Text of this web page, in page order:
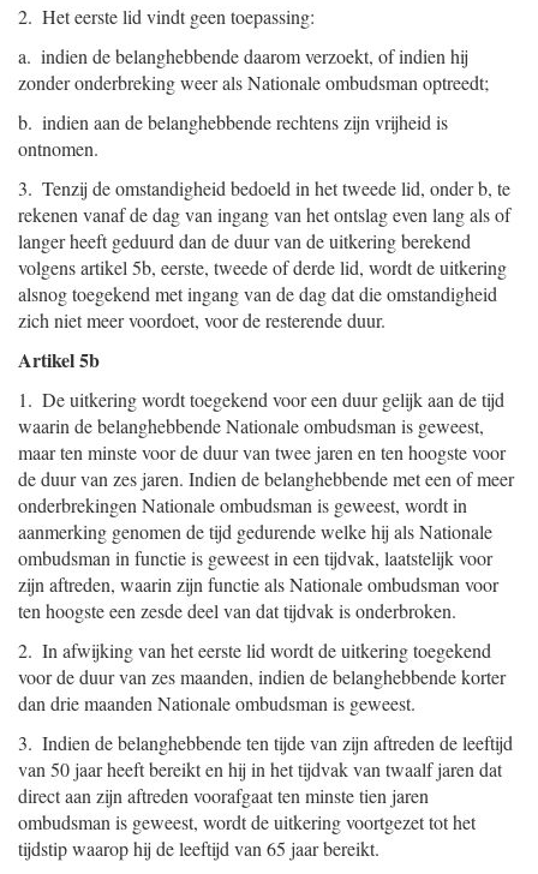
2. Het eerste lid vindt geen toepassing:
a. indien de belanghebbende daarom verzoekt, of indien hij
zonder onderbreking weer als Nationale ombudsman optreedt;
b. indien aan de belanghebbende rechtens zijn vrijheid is
ontnomen.
3. Tenzij de omstandigheid bedoeld in het tweede lid, onder b, te
rekenen vanaf de dag van ingang van het ontslag even lang als of
langer heeft geduurd dan de duur van de uitkering berekend
volgens artikel 5b, eerste, tweede of derde lid, wordt de uitkering
alsnog toegekend met ingang van de dag dat die omstandigheid
zich niet meer voordoet, voor de resterende duur.
Artikel 5b
1. De uitkering wordt toegekend voor een duur gelijk aan de tijd
waarin de belanghebbende Nationale ombudsman is geweest,
maar ten minste voor de duur van twee jaren en ten hoogste voor
de duur van zes jaren. Indien de belanghebbende met een of meer
onderbrekingen Nationale ombudsman is geweest, wordt in
aanmerking genomen de tijd gedurende welke hij als Nationale
ombudsman in functie is geweest in een tijdvak, laatstelijk voor
zijn aftreden, waarin zijn functie als Nationale ombudsman voor
ten hoogste een zesde deel van dat tijdvak is onderbroken.
2. In afwijking van het eerste lid wordt de uitkering toegekend
voor de duur van zes maanden, indien de belanghebbende korter
dan drie maanden Nationale ombudsman is geweest.
3. Indien de belanghebbende ten tijde van zijn aftreden de leeftijd
van 50 jaar heeft bereikt en hij in het tijdvak van twaalf jaren dat
direct aan zijn aftreden voorafgaat ten minste tien jaren
ombudsman is geweest, wordt de uitkering voortgezet tot het
tijdstip waarop hij de leeftijd van 65 jaar bereikt.